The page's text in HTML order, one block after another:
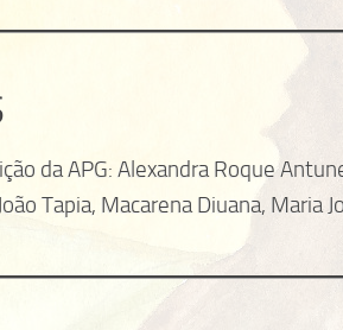
da APG: Alexandra Roque
Tapia, Macarena Diuana, Maria